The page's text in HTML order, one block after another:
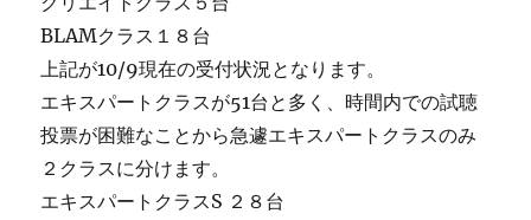
BLAMクラス１８台
上記が10/9現在の受付状況となります。
エキスパートクラスが51台と多く、時間内での試聴
投票が困難なことから急遽エキスパートクラスのみ
２クラスに分けます。
エキスパートクラスS ２８台